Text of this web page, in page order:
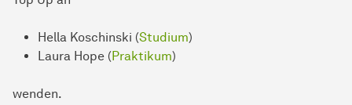
Hella Koschinski (Studium)
Laura Hope (Praktikum)
wenden.